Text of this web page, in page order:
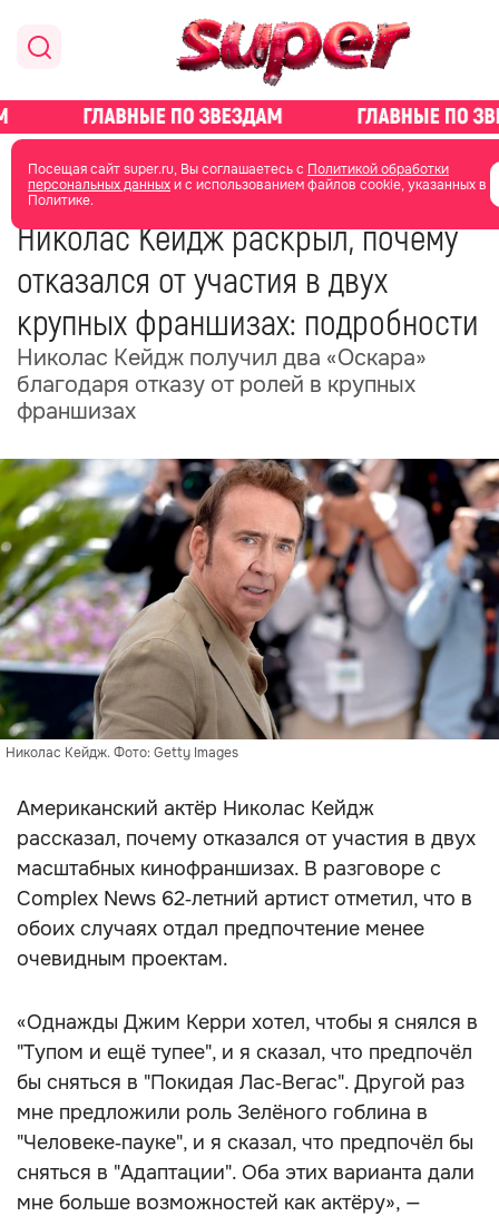
Посещая сайт super.ru, Вы соглашаетесь с Политикой обработки
персональных данныхи с использованием файлов cookie, указанных в
Политике.
главная новости о звездах новости
02 июня
Николас Кейдж раскрыл, почему
отказался от участия в двух
крупных франшизах: подробности
Николас Кейдж получил два «Оскара»
благодаря отказу от ролей в крупных
франшизах
Николас Кейдж. Фото: Getty Images
Американский актёр Николас Кейдж
рассказал, почему отказался от участия в двух
масштабных кинофраншизах. В разговоре с
Complex News 62‑летний артист отметил, что в
обоих случаях отдал предпочтение менее
очевидным проектам.
«Однажды Джим Керри хотел, чтобы я снялся в
"Тупом и ещё тупее", и я сказал, что предпочёл
бы сняться в "Покидая Лас‑Вегас". Другой раз
мне предложили роль Зелёного гоблина в
"Человеке‑пауке", и я сказал, что предпочёл бы
сняться в "Адаптации". Оба этих варианта дали
мне больше возможностей как актёру», —